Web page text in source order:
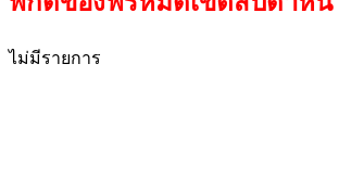
ไม่มีรายการ